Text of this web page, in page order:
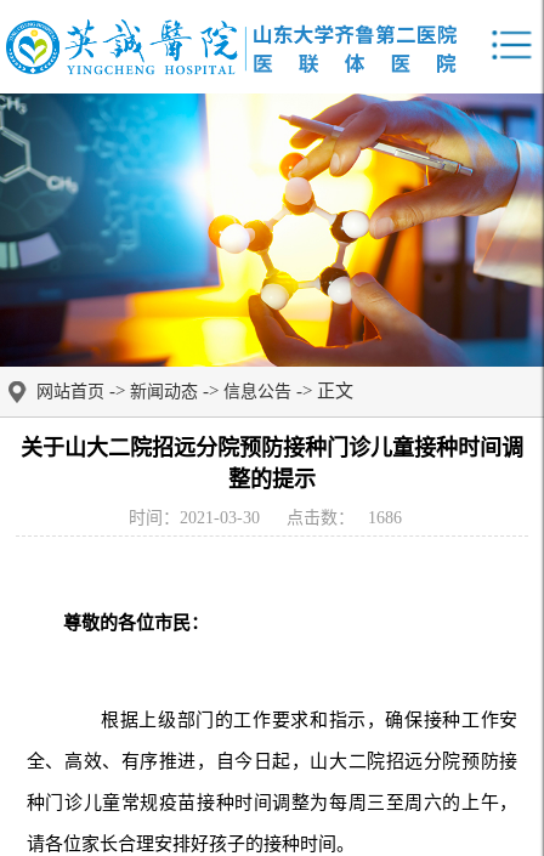
网站首页 -> 新闻动态 -> 信息公告 -> 正文
关于山大二院招远分院预防接种门诊儿童接种时间调
整的提示
时间：2021-03-30 点击数： 1686
尊敬的各位市民：
根据上级部门的工作要求和指示，确保接种工作安
全、高效、有序推进，自今日起，山大二院招远分院预防接
种门诊儿童常规疫苗接种时间调整为每周三至周六的上午，
请各位家长合理安排好孩子的接种时间。